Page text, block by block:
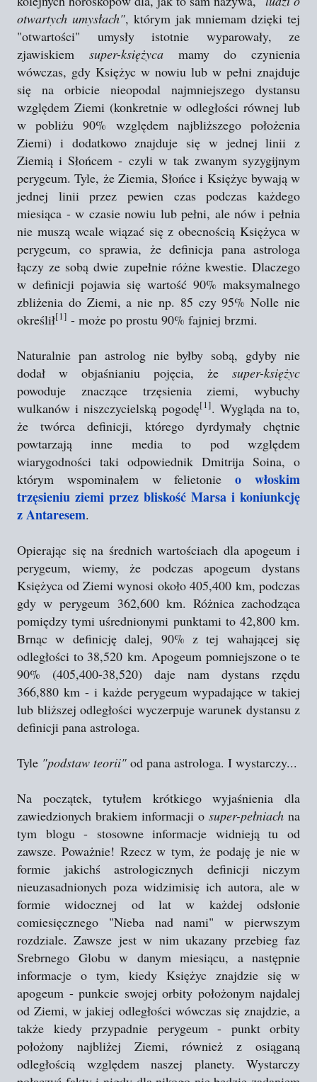
otwartych umysłach", którym jak mniemam dzięki tej
"otwartości" umysły istotnie wyparowały, ze
zjawiskiem super-księżycamamy do czynienia
wówczas, gdy Księżyc w nowiu lub w pełni znajduje
się na orbicie nieopodal najmniejszego dystansu
względem Ziemi (konkretnie w odległości równej lub
w pobliżu 90% względem najbliższego położenia
Ziemi) i dodatkowo znajduje się w jednej linii z
Ziemią i Słońcem - czyli w tak zwanym syzygijnym
perygeum. Tyle, że Ziemia, Słońce i Księżyc bywają w
jednej linii przez pewien czas podczas każdego
miesiąca - w czasie nowiu lub pełni, ale nów i pełnia
nie muszą wcale wiązać się z obecnością Księżyca w
perygeum, co sprawia, że definicja pana astrologa
łączy ze sobą dwie zupełnie różne kwestie. Dlaczego
w definicji pojawia się wartość 90% maksymalnego
zbliżenia do Ziemi, a nie np. 85 czy 95% Nolle nie
określił[1] - może po prostu 90% fajniej brzmi.
Naturalnie pan astrolog nie byłby sobą, gdyby nie
dodał w objaśnianiu pojęcia, że super-księżyc
powoduje znaczące trzęsienia ziemi, wybuchy
wulkanów i niszczycielską pogodę[1]. Wygląda na to,
że twórca definicji, którego dyrdymały chętnie
powtarzają inne media to pod względem
wiarygodności taki odpowiednik Dmitrija Soina, o
którym wspominałem w felietonieo włoskim
trzęsieniu ziemi przez bliskość Marsa i koniunkcję
z Antaresem.
Opierając się na średnich wartościach dla apogeum i
perygeum, wiemy, że podczas apogeum dystans
Księżyca od Ziemi wynosi około 405,400 km, podczas
gdy w perygeum 362,600 km. Różnica zachodząca
pomiędzy tymi uśrednionymi punktami to 42,800 km.
Brnąc w definicję dalej, 90% z tej wahającej się
odległości to 38,520 km. Apogeum pomniejszone o te
90% (405,400-38,520) daje nam dystans rzędu
366,880 km - i każde perygeum wypadające w takiej
lub bliższej odległości wyczerpuje warunek dystansu z
definicji pana astrologa.
Tyle "podstaw teorii" od pana astrologa. I wystarczy...
Na początek, tytułem krótkiego wyjaśnienia dla
zawiedzionych brakiem informacji o super-pełniach na
tym blogu - stosowne informacje widnieją tu od
zawsze. Poważnie! Rzecz w tym, że podaję je nie w
formie jakichś astrologicznych definicji niczym
nieuzasadnionych poza widzimisię ich autora, ale w
formie widocznej od lat w każdej odsłonie
comiesięcznego "Nieba nad nami" w pierwszym
rozdziale. Zawsze jest w nim ukazany przebieg faz
Srebrnego Globu w danym miesiącu, a następnie
informacje o tym, kiedy Księżyc znajdzie się w
apogeum - punkcie swojej orbity położonym najdalej
od Ziemi, w jakiej odległości wówczas się znajdzie, a
także kiedy przypadnie perygeum - punkt orbity
położony najbliżej Ziemi, również z osiąganą
odległością względem naszej planety. Wystarczy